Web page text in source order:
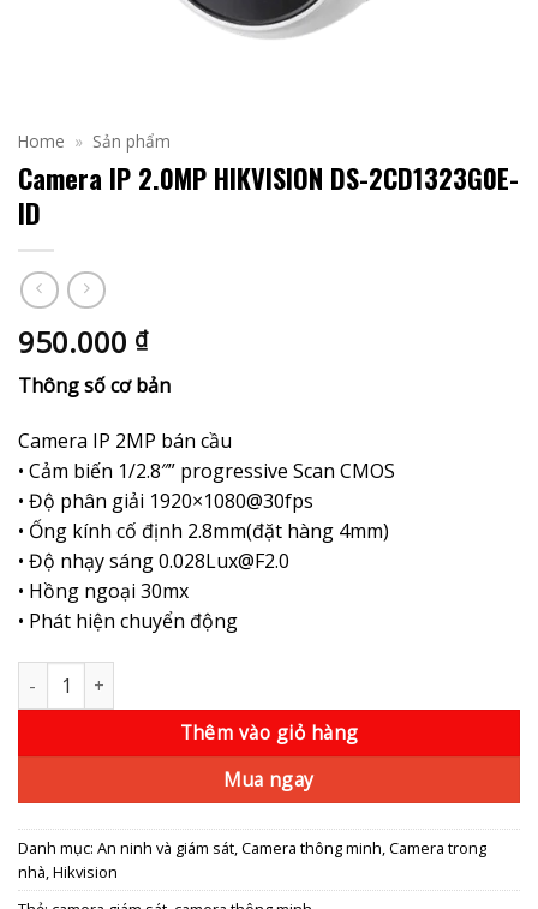
Home » Sản phẩm
Camera IP 2.0MP HIKVISION DS-2CD1323G0E-
ID
950.000 ₫
Thông số cơ bản
Camera IP 2MP bán cầu
• Cảm biến 1/2.8″” progressive Scan CMOS
• Độ phân giải 1920×1080@30fps
• Ống kính cố định 2.8mm(đặt hàng 4mm)
• Độ nhạy sáng 0.028Lux@F2.0
• Hồng ngoại 30mx
• Phát hiện chuyển động
Camera IP 2.0MP HIKVISION DS-2CD1323G0E-ID số lượng
Thêm vào giỏ hàng
Mua ngay
Danh mục: An ninh và giám sát,Camera thông minh,Camera trong
nhà,Hikvision